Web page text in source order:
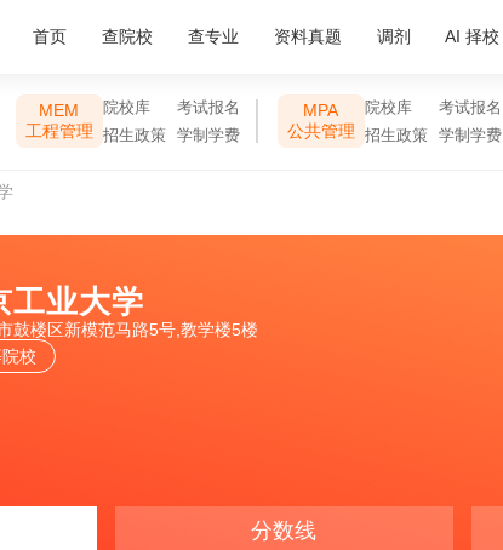
首页 查院校 查专业 资料真题 调剂 AI 择校
MEM
工程管理
院校库
考试报名
招生政策
学制学费
MPA
公共管理
院校库
考试报名
招生政策
学制学费
工业大学
鼓楼区新模范马路5号,教学楼5楼
校
分数线